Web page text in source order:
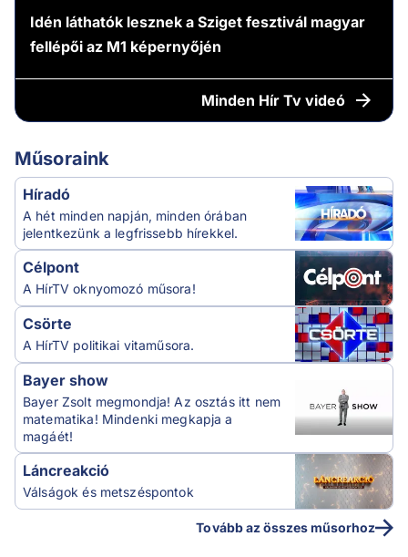
Idén láthatók lesznek a Sziget fesztivál magyar
fellépői az M1 képernyőjén
Minden Hír Tv videó
Műsoraink
Híradó
A hét minden napján, minden órában
jelentkezünk a legfrissebb hírekkel.
Célpont
A HírTV oknyomozó műsora!
Csörte
A HírTV politikai vitaműsora.
Bayer show
Bayer Zsolt megmondja! Az osztás itt nem
matematika! Mindenki megkapja a
magáét!
Láncreakció
Válságok és metszéspontok
Tovább az összes műsorhoz